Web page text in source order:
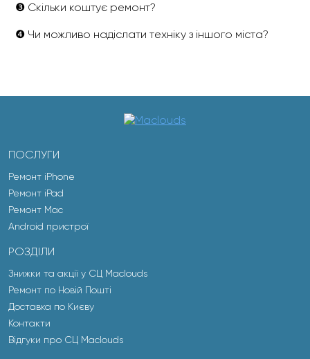
❸ Скільки коштує ремонт?
❹ Чи можливо надіслати техніку з іншого міста?
ПОСЛУГИ
Ремонт iPhone
Ремонт iPad
Ремонт Mac
Android пристрої
РОЗДІЛИ
Знижки та акції у СЦ Maclouds
Ремонт по Новій Пошті
Доставка по Києву
Контакти
Відгуки про СЦ Maclouds